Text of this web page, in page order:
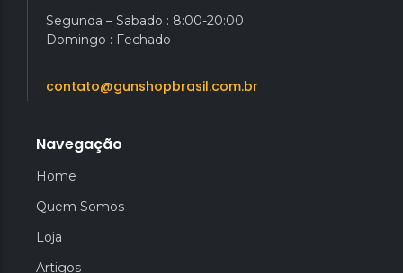
Segunda – Sabado : 8:00-20:00
Domingo : Fechado
contato@gunshopbrasil.com.br
Navegação
Home
Quem Somos
Loja
Artigos